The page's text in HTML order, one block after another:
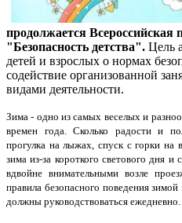
продолжается Всероссийская
"Безопасность детства". Цель
детей и взрослых о нормах
содействие организованной
видами деятельности.
Зима - одно из самых веселых и
времен года. Сколько радости и
прогулка на лыжах, спуск с горки на
зима из-за короткого светового дня и
вдвойне внимательными возле
правила безопасного поведения
должны руководствоваться ежедневно.